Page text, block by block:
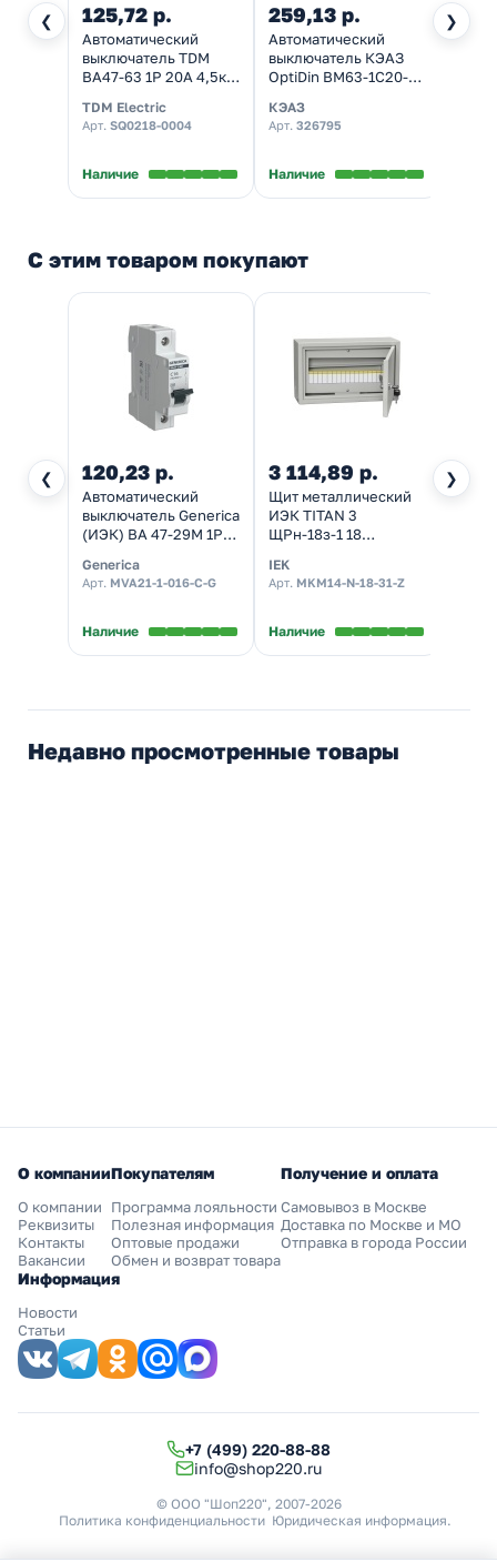
❮ ❯
125,72 р.
Автоматический
выключатель TDM
ВА47-63 1Р 20А 4,5кА
(автомат
электрический)
TDM Electric
Арт. SQ0218-0004
Наличие
259,13 р.
Автоматический
выключатель КЭАЗ
OptiDin BM63-1C20-
4,5кА (автомат
электрический)
КЭАЗ
Арт. 326795
Наличие
С этим товаром покупают
❮ ❯
120,23 р.
Автоматический
выключатель Generica
(ИЭК) ВА 47-29М 1Р
характеристика С
(автомат
Generica
Арт. MVA21-1-016-C-G
Наличие
3 114,89 р.
Щит металлический
ИЭК TITAN 3
ЩРн-18з-1 18
265х440х120 УХЛ3
IP31 серый
IEK
Арт. MKM14-N-18-31-Z
Наличие
Недавно просмотренные товары
О компании
О компании
Реквизиты
Контакты
Вакансии
Покупателям
Программа лояльности
Полезная информация
Оптовые продажи
Обмен и возврат товара
Получение и оплата
Самовывоз в Москве
Доставка по Москве и МО
Отправка в города России
Информация
Новости
Статьи
+7 (499) 220-88-88
info@shop220.ru
© ООО "Шоп220", 2007-2026
Политика конфиденциальности Юридическая информация.